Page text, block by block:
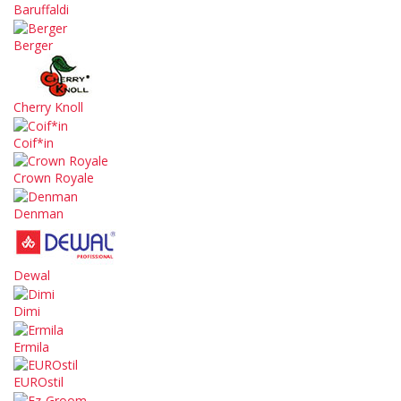
Baruffaldi
Berger
Cherry Knoll
Coif*in
Crown Royale
Denman
Dewal
Dimi
Ermila
EUROstil